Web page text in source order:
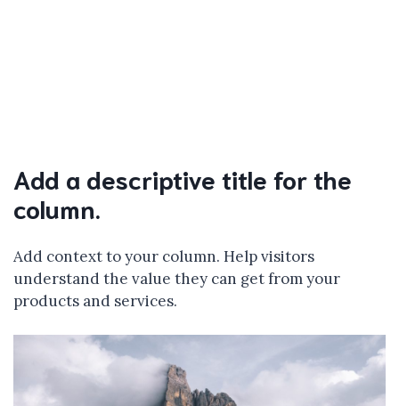
Add a descriptive title for the
column.
Add context to your column. Help visitors
understand the value they can get from your
products and services.